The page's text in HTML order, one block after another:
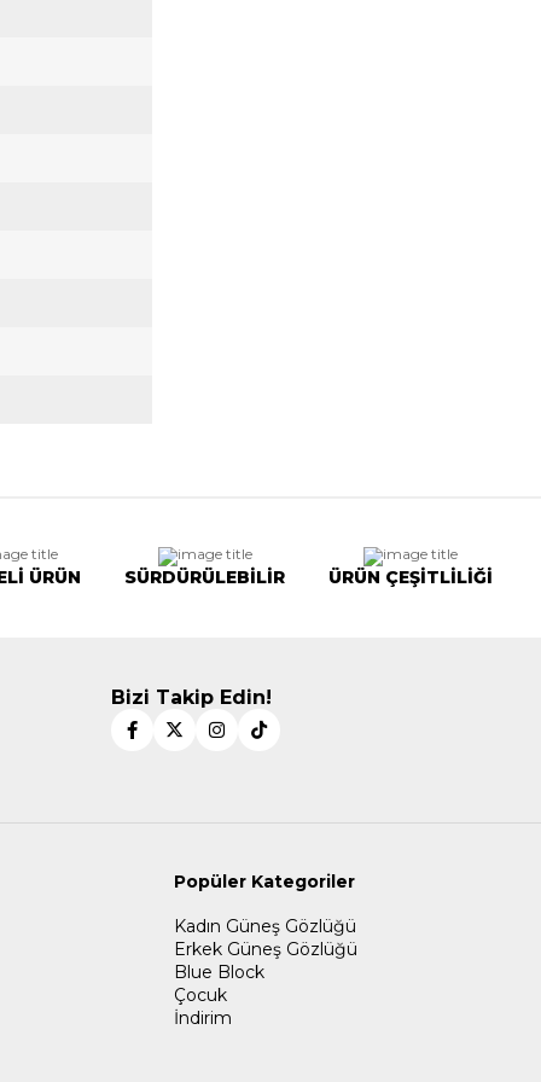
ÜRÜN SÜRDÜRÜLEBİLİR ÜRÜN ÇEŞİTLİLİĞİ
Bizi Takip Edin!
Popüler Kategoriler
Kadın Güneş Gözlüğü
Erkek Güneş Gözlüğü
Blue Block
Çocuk
İndirim